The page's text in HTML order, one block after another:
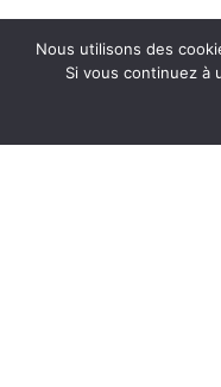
Nous utilisons des
Si vous continuez à